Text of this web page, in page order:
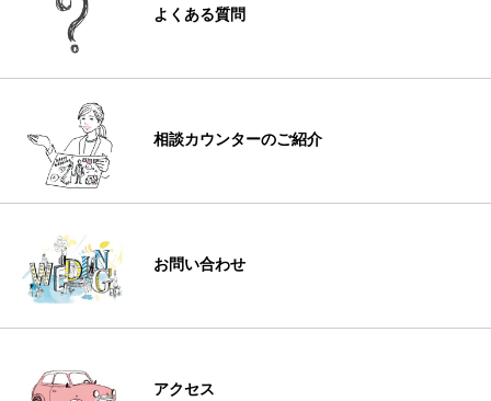
よくある質問
相談カウンターのご紹介
お問い合わせ
アクセス